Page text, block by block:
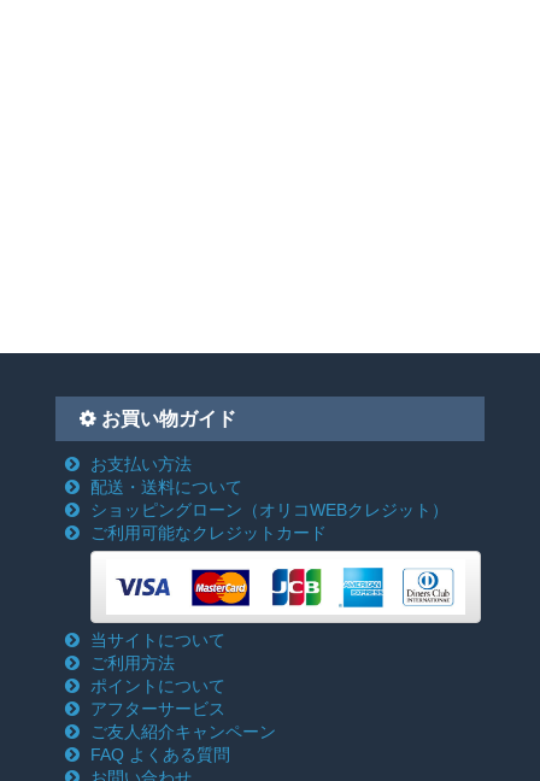
お買い物ガイド
お支払い方法
配送・送料について
ショッピングローン （オリコWEBクレジット）
ご利用可能なクレジットカード
当サイトについて
ご利用方法
ポイントについて
アフターサービス
ご友人紹介キャンペーン
FAQ よくある質問